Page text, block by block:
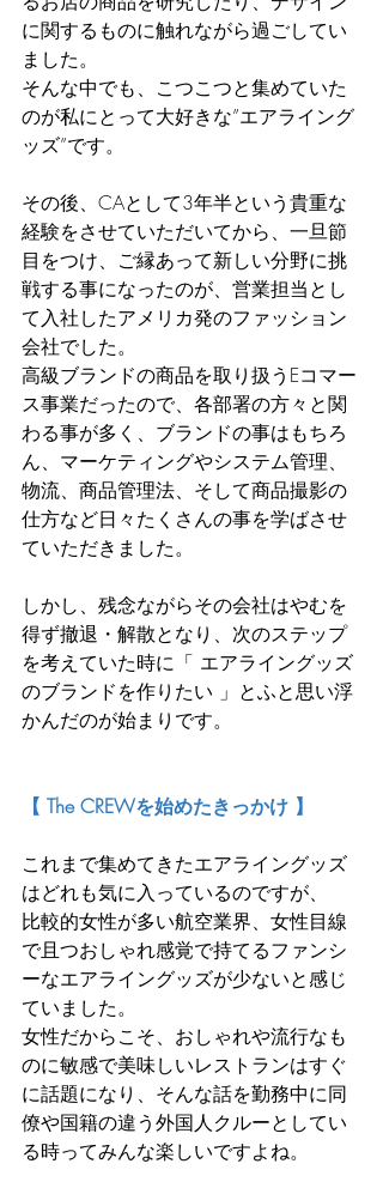
に関するものに触れながら過ごしてい
ました。
そんな中でも、こつこつと集めていた
のが私にとって大好きな”エアライング
ッズ”です。
その後、CAとして3年半という貴重な
経験をさせていただいてから、一旦節
目をつけ、ご縁あって新しい分野に挑
戦する事になったのが、営業担当とし
て入社したアメリカ発のファッション
会社でした。
高級ブランドの商品を取り扱うEコマー
ス事業だったので、各部署の方々と関
わる事が多く、ブランドの事はもちろ
ん、マーケティングやシステム管理、
物流、商品管理法、そして商品撮影の
仕方など日々たくさんの事を学ばさせ
ていただきました。
しかし、残念ながらその会社はやむを
得ず撤退・解散となり、次のステップ
を考えていた時に「 エアライングッズ
のブランドを作りたい 」とふと思い浮
かんだのが始まりです。
【 The CREWを始めたきっかけ 】
これまで集めてきたエアライングッズ
はどれも気に入っているのですが、
比較的女性が多い航空業界、女性目線
で且つおしゃれ感覚で持てるファンシ
ーなエアライングッズが少ないと感じ
ていました。
女性だからこそ、おしゃれや流行なも
のに敏感で美味しいレストランはすぐ
に話題になり、そんな話を勤務中に同
僚や国籍の違う外国人クルーとしてい
る時ってみんな楽しいですよね。